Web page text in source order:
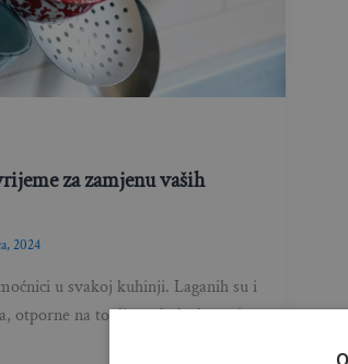
za zamjenu vaših
2024
u svakoj kuhinji. Laganih su i
otporne na toplinu, ekološke su i